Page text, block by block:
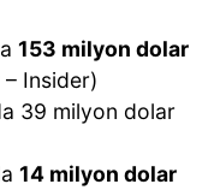
153 milyon dolar
Insider)
39 milyon dolar
14 milyon dolar